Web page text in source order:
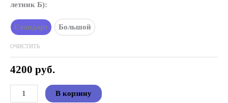
летник Б):
Стандарт Большой
ОЧИСТИТЬ
4200 руб.
Количество
товара
В корзину